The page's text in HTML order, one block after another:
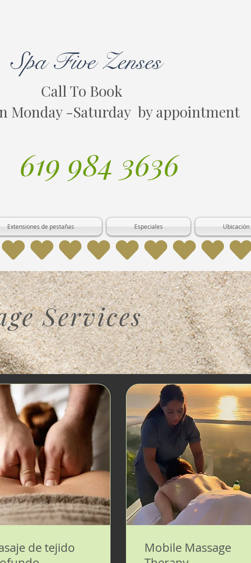
Spa Five Zenses
To Book
Monday -Saturday by appointment
619 984 3636
Extensiones de pestañas Especiales Ubicación
Services
de tejido
Mobile Massage